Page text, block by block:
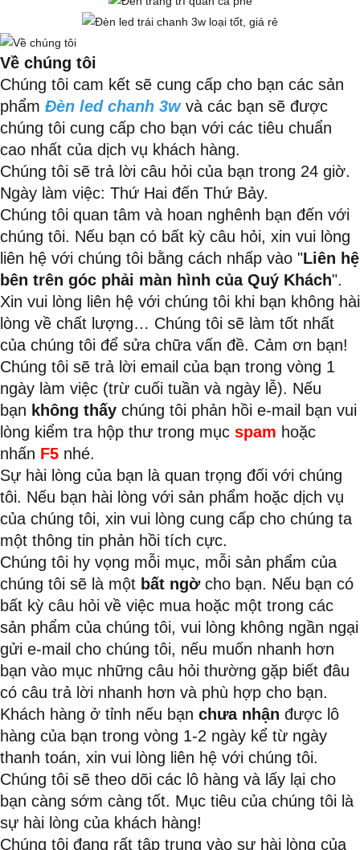
Về chúng tôi
Chúng tôi cam kết sẽ cung cấp cho bạn các sản
phẩm Đèn led chanh 3w và các bạn sẽ được
chúng tôi cung cấp cho bạn với các tiêu chuẩn
cao nhất của dịch vụ khách hàng.
Chúng tôi sẽ trả lời câu hỏi của bạn trong 24 giờ.
Ngày làm việc: Thứ Hai đến Thứ Bảy.
Chúng tôi quan tâm và hoan nghênh bạn đến với
chúng tôi. Nếu bạn có bất kỳ câu hỏi, xin vui lòng
liên hệ với chúng tôi bằng cách nhấp vào "Liên hệ
bên trên góc phải màn hình của Quý Khách".
Xin vui lòng liên hệ với chúng tôi khi bạn không hài
lòng về chất lượng… Chúng tôi sẽ làm tốt nhất
của chúng tôi để sửa chữa vấn đề. Cảm ơn bạn!
Chúng tôi sẽ trả lời email của bạn trong vòng 1
ngày làm việc (trừ cuối tuần và ngày lễ). Nếu
bạn không thấy chúng tôi phản hồi e-mail bạn vui
lòng kiểm tra hộp thư trong mục spam hoặc
nhấn F5 nhé.
Sự hài lòng của bạn là quan trọng đối với chúng
tôi. Nếu bạn hài lòng với sản phẩm hoặc dịch vụ
của chúng tôi, xin vui lòng cung cấp cho chúng ta
một thông tin phản hồi tích cực.
Chúng tôi hy vọng mỗi mục, mỗi sản phẩm của
chúng tôi sẽ là một bất ngờcho bạn. Nếu bạn có
bất kỳ câu hỏi về việc mua hoặc một trong các
sản phẩm của chúng tôi, vui lòng không ngần ngại
gửi e-mail cho chúng tôi, nếu muốn nhanh hơn
bạn vào mục những câu hỏi thường gặp biết đâu
có câu trả lời nhanh hơn và phù hợp cho bạn.
Khách hàng ở tỉnh nếu bạn chưa nhận được lô
hàng của bạn trong vòng 1-2 ngày kể từ ngày
thanh toán, xin vui lòng liên hệ với chúng tôi.
Chúng tôi sẽ theo dõi các lô hàng và lấy lại cho
bạn càng sớm càng tốt. Mục tiêu của chúng tôi là
sự hài lòng của khách hàng!
Chúng tôi đang rất tập trung vào sự hài lòng của